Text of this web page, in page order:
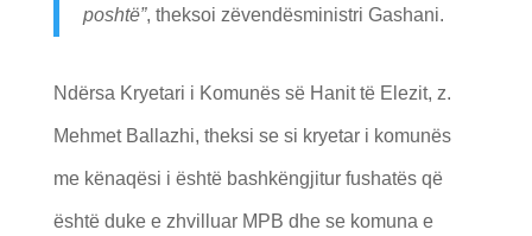
poshtë”, theksoi zëvendësministri Gashani.
Ndërsa Kryetari i Komunës së Hanit të Elezit, z.
Mehmet Ballazhi, theksi se si kryetar i komunës
me kënaqësi i është bashkëngjitur fushatës që
është duke e zhvilluar MPB dhe se komuna e